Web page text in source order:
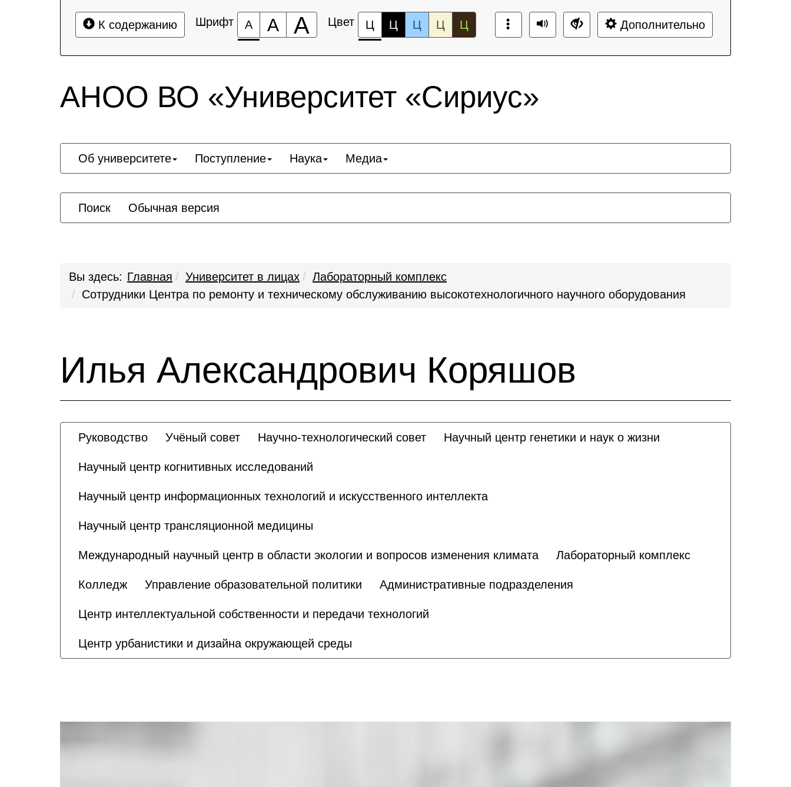
К содержанию Шрифт А А А Цвет Ц Ц Ц Ц Ц Дополнительно
АНОО ВО «Университет «Сириус»
Об университете Поступление Наука Медиа
Поиск Обычная версия
Вы здесь: Главная Университет в лицах
Лабораторный комплекс
Сотрудники Центра по ремонту и техническому обслуживанию высокотехнологичного научного оборудования
Илья Александрович Коряшов
Руководство Учёный совет Научно-технологический совет Научный центр генетики и наук о жизни
Научный центр когнитивных исследований
Научный центр информационных технологий и искусственного интеллекта
Научный центр трансляционной медицины
Международный научный центр в области экологии и вопросов изменения климата Лабораторный комплекс
Колледж Управление образовательной политики Административные подразделения
Центр интеллектуальной собственности и передачи технологий
Центр урбанистики и дизайна окружающей среды